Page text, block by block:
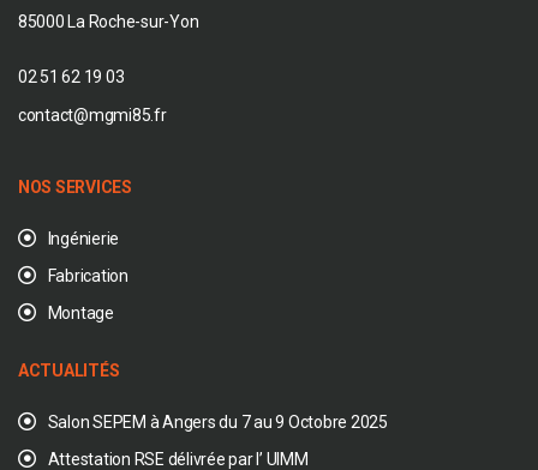
85000 La Roche-sur-Yon
02 51 62 19 03
contact@mgmi85.fr
NOS SERVICES
Ingénierie
Fabrication
Montage
ACTUALITÉS
Salon SEPEM à Angers du 7 au 9 Octobre 2025
Attestation RSE délivrée par l’ UIMM